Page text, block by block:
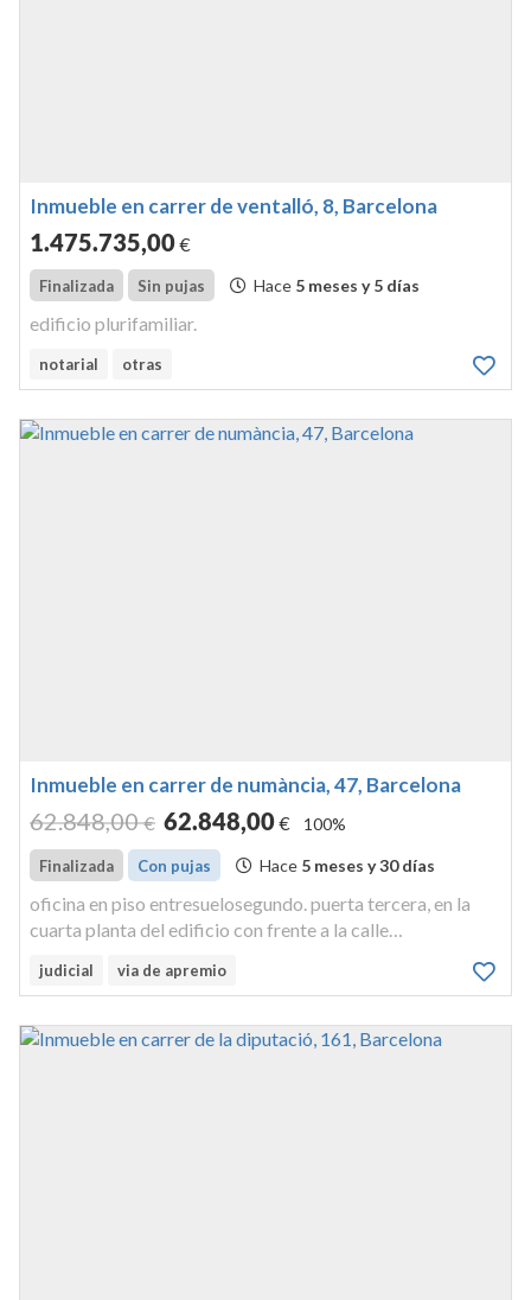
Inmueble en carrer de ventalló, 8, Barcelona
1.475.735,00€
Finalizada Sin pujas Hace 5 meses y 5 días
edificio plurifamiliar.
notarial otras
Inmueble en carrer de numància, 47, Barcelona
62.848,00 € 62.848,00€ 100%
Finalizada Con pujas Hace 5 meses y 30 días
oficina en piso entresuelosegundo. puerta tercera, en la
cuarta planta del edificio con frente a la calle
calle berlín, números cincuenta y uno alcincuenta y tres y al
judicial via de apremio